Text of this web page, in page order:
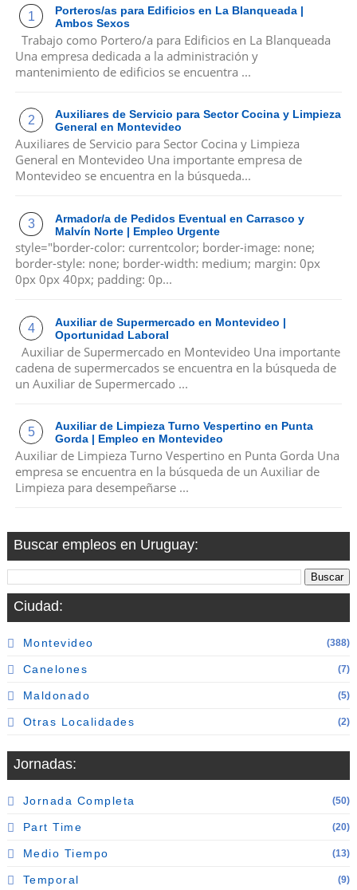
Porteros/as para Edificios en La Blanqueada |
Ambos Sexos
Trabajo como Portero/a para Edificios en La Blanqueada
Una empresa dedicada a la administración y
mantenimiento de edificios se encuentra ...
Auxiliares de Servicio para Sector Cocina y Limpieza
General en Montevideo
Auxiliares de Servicio para Sector Cocina y Limpieza
General en Montevideo Una importante empresa de
Montevideo se encuentra en la búsqueda...
Armador/a de Pedidos Eventual en Carrasco y
Malvín Norte | Empleo Urgente
style="border-color: currentcolor; border-image: none;
border-style: none; border-width: medium; margin: 0px
0px 0px 40px; padding: 0p...
Auxiliar de Supermercado en Montevideo |
Oportunidad Laboral
Auxiliar de Supermercado en Montevideo Una importante
cadena de supermercados se encuentra en la búsqueda de
un Auxiliar de Supermercado ...
Auxiliar de Limpieza Turno Vespertino en Punta
Gorda | Empleo en Montevideo
Auxiliar de Limpieza Turno Vespertino en Punta Gorda Una
empresa se encuentra en la búsqueda de un Auxiliar de
Limpieza para desempeñarse ...
Buscar empleos en Uruguay:
Ciudad:
Montevideo (388)
Canelones (7)
Maldonado (5)
Otras Localidades (2)
Jornadas:
Jornada Completa (50)
Part Time (20)
Medio Tiempo (13)
Temporal (9)